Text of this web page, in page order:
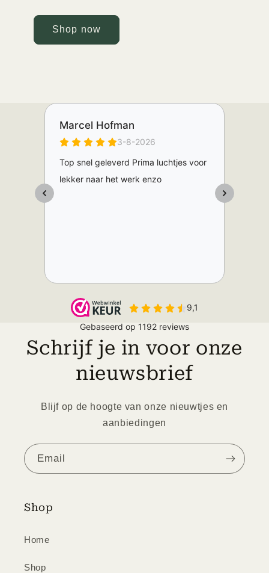
Shop now
Schrijf je in voor onze
nieuwsbrief
Blijf op de hoogte van onze nieuwtjes en
aanbiedingen
Email
Shop
Home
Shop